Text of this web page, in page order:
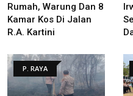
Rumah, Warung Dan 8
Kamar Kos Di Jalan
R.A. Kartini
P. RAYA